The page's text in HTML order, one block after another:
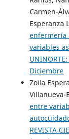
Carmen-
Esperanza
enfermería
variables
Diciembre
Zoila
Villanueva-
entre
REVISTA